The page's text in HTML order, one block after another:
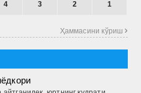
4 3 2 1
Ҳаммасини кўриш 